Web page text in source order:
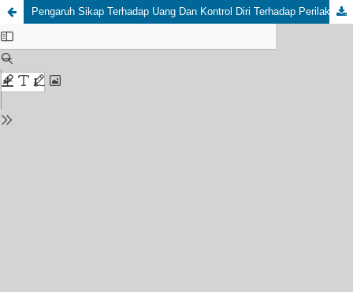
Pengaruh Sikap Terhadap Uang Dan Kontrol Diri Terhadap Perilaku ManajemenKeuangan Mahasiwi Rantau Kost Putri Griya Hijau